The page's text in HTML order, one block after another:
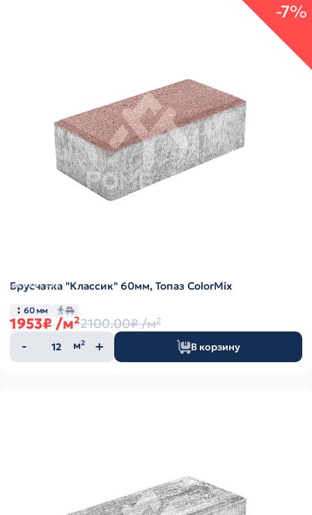
-7%
Брусчатка "Классик" 60мм, Топаз ColorMix
60 мм
1953₽ /м²2100.00₽/м²
Количество
товара
м² В корзину